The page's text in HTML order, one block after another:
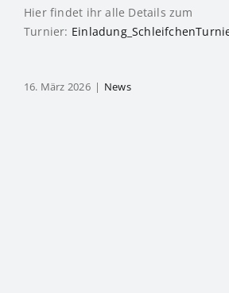
Hier findet ihr alle Details zum
Turnier:
16. März 2026 | News